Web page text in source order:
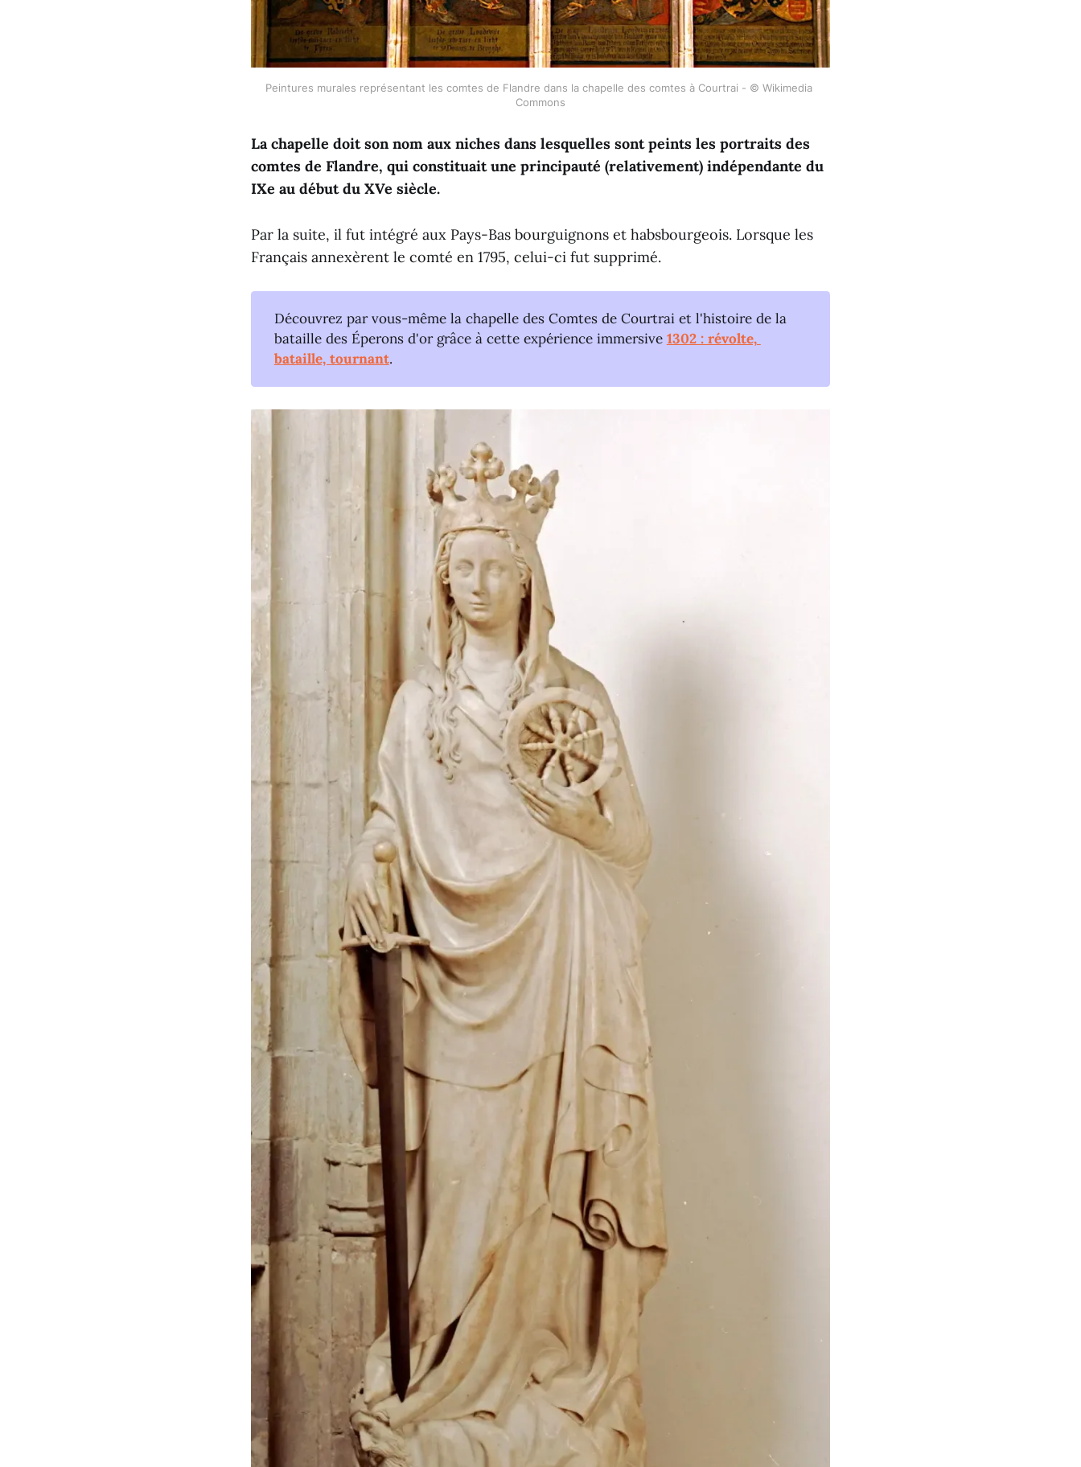
Peintures murales représentant les comtes de Flandre dans la chapelle des comtes à Courtrai - © Wikimedia
Commons
La chapelle doit son nom aux niches dans lesquelles sont peints les portraits des
comtes de Flandre, qui constituait une principauté (relativement) indépendante du
IXe au début du XVe siècle.
Par la suite, il fut intégré aux Pays-Bas bourguignons et habsbourgeois. Lorsque les
Français annexèrent le comté en 1795, celui-ci fut supprimé.
Découvrez par vous-même la chapelle des Comtes de Courtrai et l'histoire de la
bataille des Éperons d'or grâce à cette expérience immersive 1302 : révolte,
bataille, tournant.